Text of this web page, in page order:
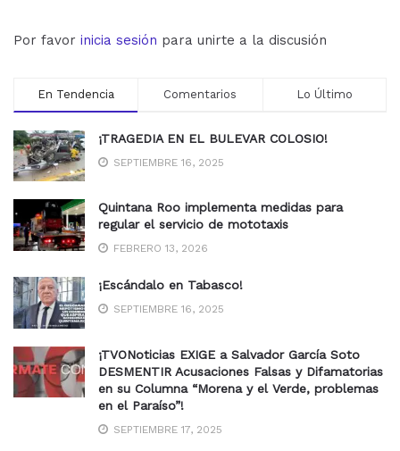
Por favor inicia sesión para unirte a la discusión
En Tendencia Comentarios Lo Último
¡TRAGEDIA EN EL BULEVAR COLOSIO!
SEPTIEMBRE 16, 2025
Quintana Roo implementa medidas para
regular el servicio de mototaxis
FEBRERO 13, 2026
¡Escándalo en Tabasco!
SEPTIEMBRE 16, 2025
¡TVONoticias EXIGE a Salvador García Soto
DESMENTIR Acusaciones Falsas y Difamatorias
en su Columna “Morena y el Verde, problemas
en el Paraíso”!
SEPTIEMBRE 17, 2025